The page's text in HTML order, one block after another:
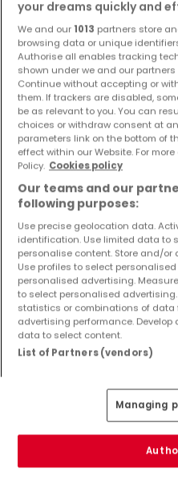
Objekte und
Wohnungen kaufen
Kaufen Wohnungen
Kaufen Wohnungen Fell
Kaufen Wohnungen
Kaufen Wohnungen
Kaufen Wohnungen Kell
Bitte ändern Sie Ihre
es
Wohnungen kaufen
your dreams quickly and
We and our 1013 partners store
browsing data or unique
Authorise all enables tracking
shown under we and our
Continue without accepting or
them. If trackers are disabled,
be as relevant to you. You can
choices or withdraw consent at
parameters link on the bottom of
effect within our Website. For
Policy. Cookies policy
Our teams and our
following purposes:
Use precise geolocation data.
identification. Use limited data to
personalise content. Store and/
Use profiles to select
personalised advertising.
to select personalised
statistics or combinations of data
advertising performance. Develop
data to select content.
List of Partners (vendors)
Managing